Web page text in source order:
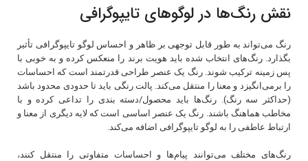
نقش رنگ‌ها در لوگوهای تایپوگرافی
رنگ می‌تواند به طور قابل توجهی بر ظاهر و احساس لوگو تایپوگرافی تأثیر
بگذارد. رنگ‌های انتخاب شده باید هویت برند را منعکس کرده و به خوبی با
پس زمینه ترکیب شوند. رنگ یک عنصر طراحی قدرتمند است که احساسات
را برمی‌انگیزد و معنا را منتقل می‌کند. پالت رنگی باید تا حدودی محدود باشد
(حداکثر سه رنگ). رنگ‌ها باید محصول/دسته بندی را تداعی کرده و با
مخاطب هماهنگ باشند. رنگ یک عنصر اساسی است که لایه دیگری از معنا و
ارتباط عاطفی را به لوگو تایپوگرافی اضافه می‌کند.
رنگ‌های مختلف می‌توانند پیام‌ها و احساسات متفاوتی را منتقل کنند،